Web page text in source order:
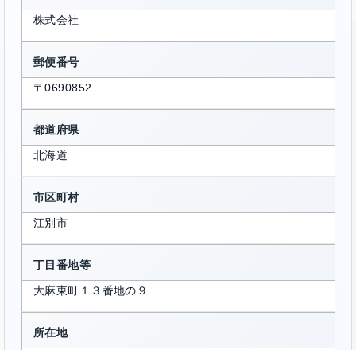
株式会社
郵便番号
〒0690852
都道府県
北海道
市区町村
江別市
丁目番地等
大麻東町１３番地の９
所在地